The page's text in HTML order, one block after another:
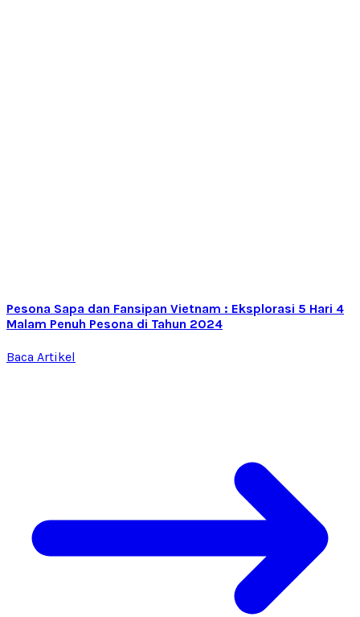
Pesona Sapa dan Fansipan Vietnam : Eksplorasi 5 Hari 4
Malam Penuh Pesona di Tahun 2024
Baca Artikel